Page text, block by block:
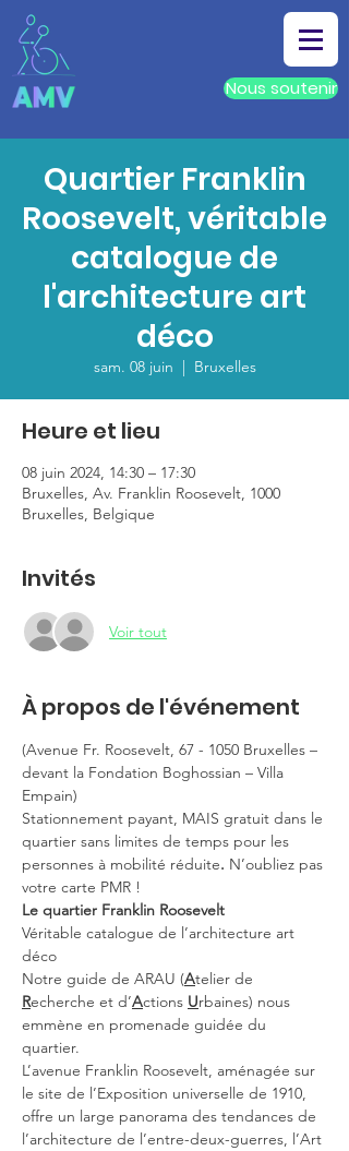
Nous soutenir
Quartier Franklin
Roosevelt, véritable
catalogue de
l'architecture art
déco
sam. 08 juin
  |
Bruxelles
Heure et lieu
08 juin 2024, 14:30 – 17:30
Bruxelles, Av. Franklin Roosevelt, 1000
Bruxelles, Belgique
Invités
Voir tout
À propos de l'événement
(Avenue Fr. Roosevelt, 67 - 1050 Bruxelles –
devant la Fondation Boghossian – Villa
Empain)
Stationnement payant, MAIS gratuit dans le
quartier sans limites de temps pour les
personnes à mobilité réduite. N’oubliez pas
votre carte PMR !
Le quartier Franklin Roosevelt
Véritable catalogue de l’architecture art
déco
Notre guide de ARAU (Atelier de
Recherche et d’Actions Urbaines) nous
emmène en promenade guidée du
quartier.
L’avenue Franklin Roosevelt, aménagée sur
le site de l’Exposition universelle de 1910,
offre un large panorama des tendances de
l’architecture de l’entre-deux-guerres, l’Art